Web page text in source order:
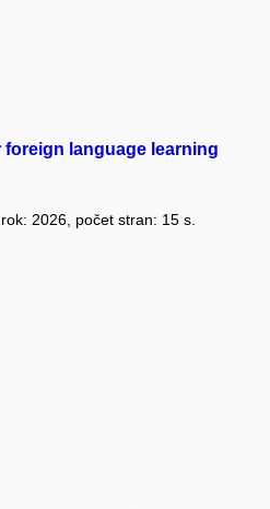
foreign language learning
2026, počet stran: 15 s.